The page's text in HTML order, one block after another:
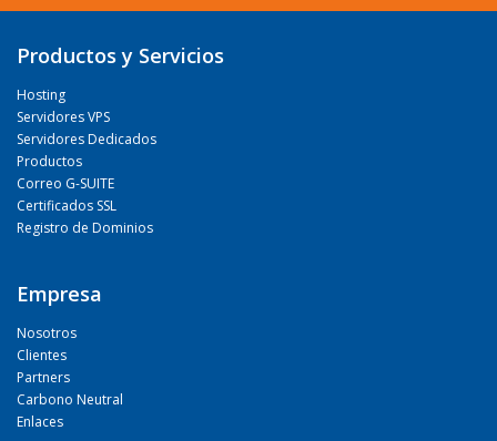
Productos y Servicios
Hosting
Servidores VPS
Servidores Dedicados
Productos
Correo G-SUITE
Certificados SSL
Registro de Dominios
Empresa
Nosotros
Clientes
Partners
Carbono Neutral
Enlaces